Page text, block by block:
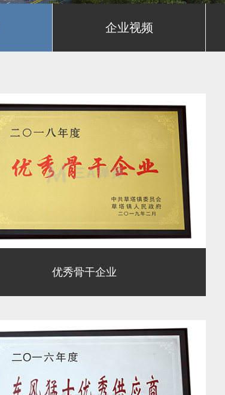
企业视频
优秀骨干企业